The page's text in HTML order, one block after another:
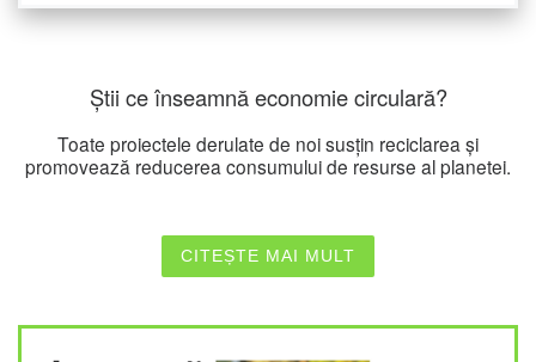
Știi ce înseamnă economie circulară?
Toate proiectele derulate de noi susțin reciclarea și
promovează reducerea consumului de resurse al planetei.
CITEȘTE MAI MULT